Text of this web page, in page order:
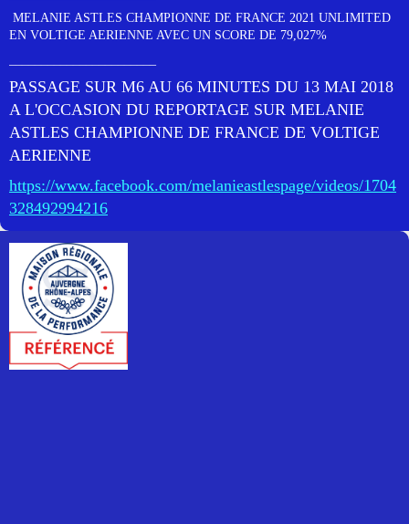
MELANIE ASTLES CHAMPIONNE DE FRANCE 2021 UNLIMITED
EN VOLTIGE AERIENNE AVEC UN SCORE DE 79,027%
PASSAGE SUR M6 AU 66 MINUTES DU 13 MAI 2018
A L'OCCASION DU REPORTAGE SUR MELANIE
ASTLES CHAMPIONNE DE FRANCE DE VOLTIGE
AERIENNE
https://www.facebook.com/melanieastlespage/videos/1704
328492994216